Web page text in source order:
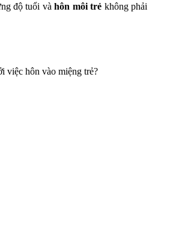
độ tuổi vàhôn môi trẻ không phải
việc hôn vào miệng trẻ?